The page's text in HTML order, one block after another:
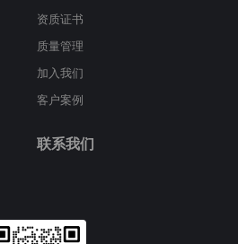
资质证书
质量管理
加入我们
客户案例
联系我们